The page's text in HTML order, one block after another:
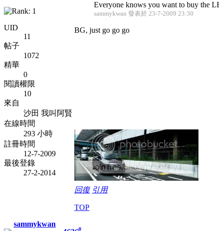
UID
11
帖子
1072
精華
0
閱讀權限
10
來自
沙田 我叫阿賢
在線時間
293 小時
註冊時間
12-7-2009
最後登錄
27-2-2014
Everyone knows you want to buy the
sammykwan 發表於 23-7-2009 23:30
BG, just go go go
回復 引用
TOP
sammykwan
#